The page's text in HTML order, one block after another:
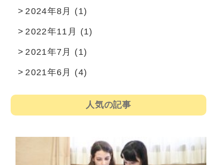
2024年8月 (1)
2022年11月 (1)
2021年7月 (1)
2021年6月 (4)
人気の記事